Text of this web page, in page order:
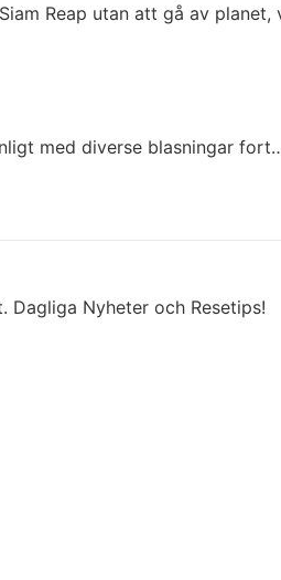
Reap utan att gå av planet,
med diverse blasningar
Nyheter och Resetips!